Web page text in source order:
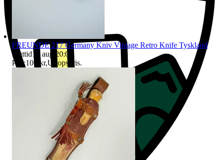
FREUNDE 217 Germany Kniv Vintage Retro Knife Tyskland
Sluttid10 aug 20:08
.
Pris:100 kr,Utropspris.